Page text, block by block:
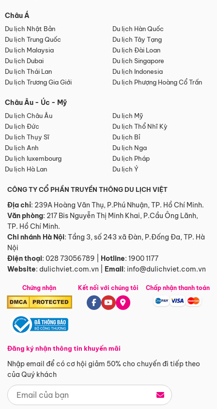
Châu Á
Du lịch Nhật Bản
Du lịch Hàn Quốc
Du lịch Trung Quốc
Du lịch Tây Tạng
Du lịch Malaysia
Du lịch Đài Loan
Du lịch Dubai
Du lịch Singapore
Du lịch Thái Lan
Du lịch Indonesia
Du lịch Trương Gia Giới
Du lịch Phượng Hoàng Cổ Trấn
Châu Âu - Úc - Mỹ
Du lịch Châu Âu
Du lịch Mỹ
Du lịch Đức
Du lịch Thổ Nhĩ Kỳ
Du lịch Thụy Sĩ
Du lịch Bỉ
Du lịch Anh
Du lịch Nga
Du lịch luxembourg
Du lịch Pháp
Du lịch Hà Lan
Du lịch Ý
CÔNG TY CỔ PHẦN TRUYỀN THÔNG DU LỊCH VIỆT
Địa chỉ: 239A Hoàng Văn Thụ, P.Phú Nhuận, TP. Hồ Chí Minh.
Văn phòng: 217 Bis Nguyễn Thị Minh Khai, P.Cầu Ông Lãnh,
TP. Hồ Chí Minh.
Chi nhánh Hà Nội: Tầng 3, số 243 xã Đàn, P.Đống Đa, TP. Hà
Nội
Điện thoại: 028 73056789 Hotline: 1900 1177
Website: dulichviet.com.vn Email: info@dulichviet.com.vn
Chứng nhận
Đăng ký nhận thông tin khuyến mãi
Nhập email để có cơ hội giảm 50% cho chuyến đi tiếp theo
của Quý khách
Kết nối với chúng tôi Chấp nhận thanh toán